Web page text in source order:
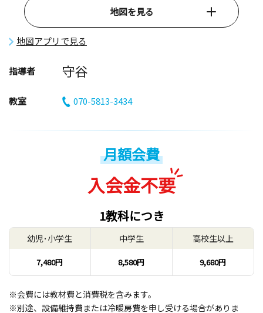
地図を見る
地図アプリで見る
指導者 守谷
教室 070-5813-3434
月額会費
入会金不要
1教科につき
幼児･小学生
7,480円
中学生
8,580円
高校生以上
9,680円
※会費には教材費と消費税を含みます。
※別途、設備維持費または冷暖房費を申し受ける場合がありま